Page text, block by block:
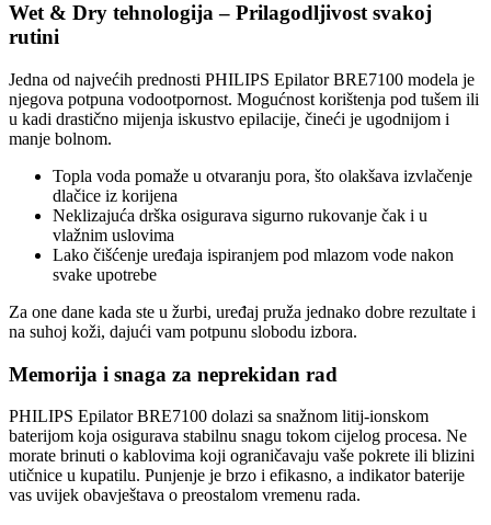
Wet & Dry tehnologija – Prilagodljivost svakoj
rutini
Jedna od najvećih prednosti PHILIPS Epilator BRE7100 modela je
njegova potpuna vodootpornost. Mogućnost korištenja pod tušem ili
u kadi drastično mijenja iskustvo epilacije, čineći je ugodnijom i
manje bolnom.
Topla voda pomaže u otvaranju pora, što olakšava izvlačenje
dlačice iz korijena
Neklizajuća drška osigurava sigurno rukovanje čak i u
vlažnim uslovima
Lako čišćenje uređaja ispiranjem pod mlazom vode nakon
svake upotrebe
Za one dane kada ste u žurbi, uređaj pruža jednako dobre rezultate i
na suhoj koži, dajući vam potpunu slobodu izbora.
Memorija i snaga za neprekidan rad
PHILIPS Epilator BRE7100 dolazi sa snažnom litij-ionskom
baterijom koja osigurava stabilnu snagu tokom cijelog procesa. Ne
morate brinuti o kablovima koji ograničavaju vaše pokrete ili blizini
utičnice u kupatilu. Punjenje je brzo i efikasno, a indikator baterije
vas uvijek obavještava o preostalom vremenu rada.